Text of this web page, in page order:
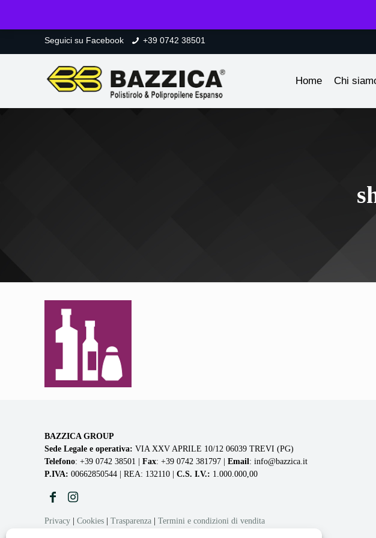
Seguici su Facebook +39 0742 38501
Home Chi
BAZZICA GROUP
Sede Legale e operativa: VIA XXV APRILE 10/12 06039 TREVI (PG)
Telefono: +39 0742 38501 |Fax: +39 0742 381797 |Email: info@bazzica.it
P.IVA: 00662850544 | REA: 132110 |C.S. I.V.: 1.000.000,00
Privacy |Cookies |Trasparenza |Termini e condizioni di vendita